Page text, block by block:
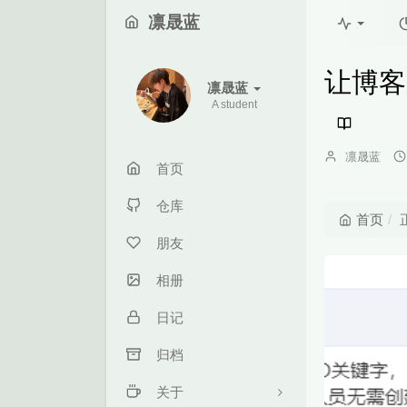
凛晟蓝
凛晟蓝
A student
首页
仓库
朋友
相册
日记
归档
关于
让博
博
凛晟蓝
首页